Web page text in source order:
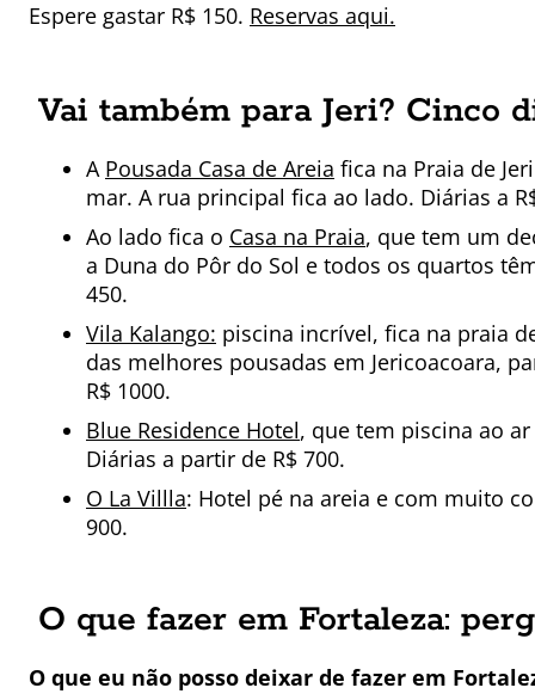
Espere gastar R$ 150. Reservas aqui.
Vai também para Jeri? Cinco
A Pousada Casa de Areia fica na Praia de
mar. A rua principal fica ao lado. Diárias a
Ao lado fica o Casa na Praia, que tem um
a Duna do Pôr do Sol e todos os quartos
450.
Vila Kalango: piscina incrível, fica na praia
das melhores pousadas em Jericoacoara,
R$ 1000.
Blue Residence Hotel, que tem piscina ao
Diárias a partir de R$ 700.
O La Villla: Hotel pé na areia e com muito
900.
O que fazer em Fortaleza:
O que eu não posso deixar de fazer em